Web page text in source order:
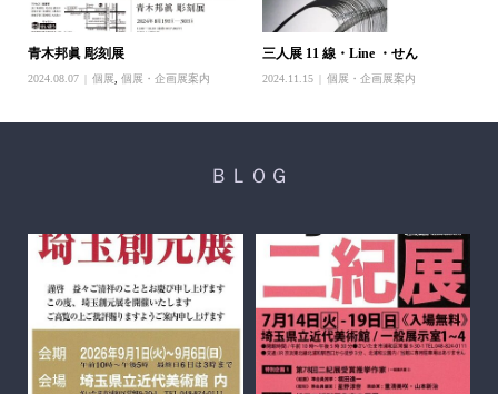
青木邦眞 彫刻展
2024.08.07 個展 個展・企画展案内
三人展 11 線・Line ・せん
2024.11.15 個展・企画展案内
ＢＬＯＧ